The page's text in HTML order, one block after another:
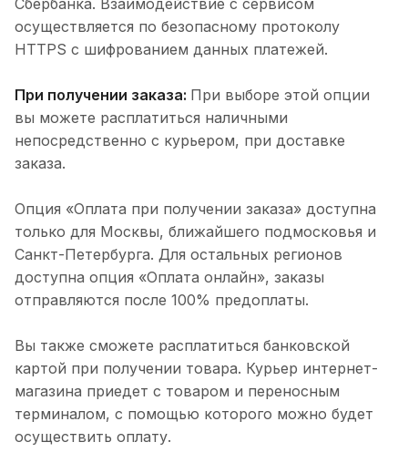
осуществляется по безопасному протоколу
HTTPS с шифрованием данных платежей.
При получении заказа: При выборе этой опции
вы можете расплатиться наличными
непосредственно с курьером, при доставке
заказа.
Опция «Оплата при получении заказа» доступна
только для Москвы, ближайшего подмосковья и
Санкт-Петербурга. Для остальных регионов
доступна опция «Оплата онлайн», заказы
отправляются после 100% предоплаты.
Вы также сможете расплатиться банковской
картой при получении товара. Курьер интернет-
магазина приедет с товаром и переносным
терминалом, с помощью которого можно будет
осуществить оплату.